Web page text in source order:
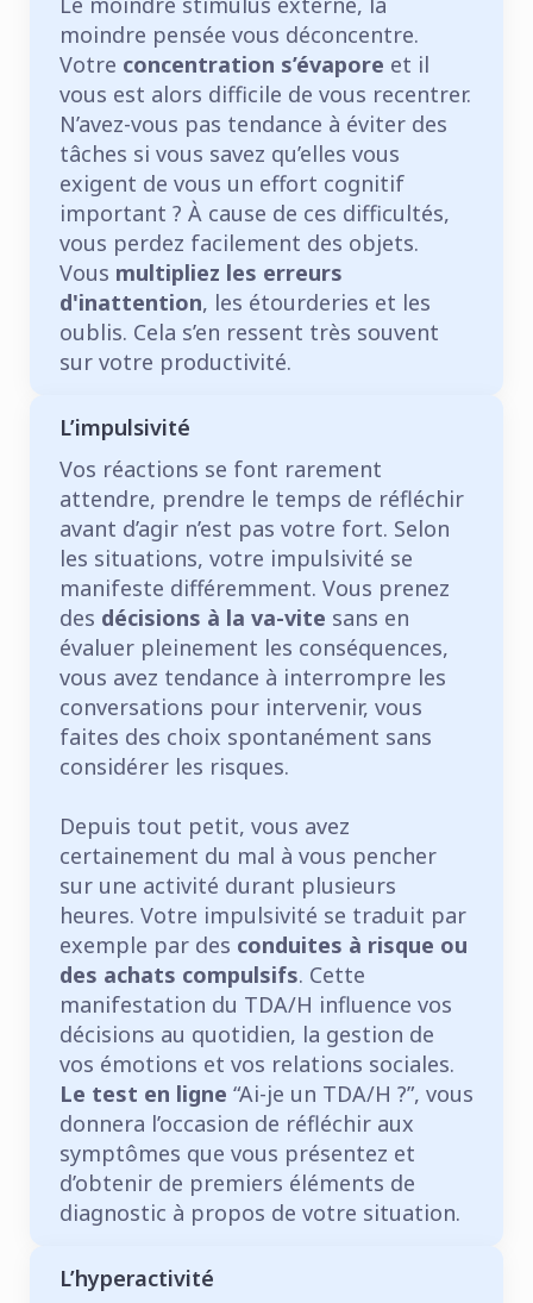
moindre pensée vous déconcentre.
Votre concentration s’évapore et il
vous est alors difficile de vous recentrer.
N’avez-vous pas tendance à éviter des
tâches si vous savez qu’elles vous
exigent de vous un effort cognitif
important ? À cause de ces difficultés,
vous perdez facilement des objets.
Vous multipliez les erreurs
d'inattention, les étourderies et les
oublis. Cela s’en ressent très souvent
sur votre productivité.
L’impulsivité
Vos réactions se font rarement
attendre, prendre le temps de réfléchir
avant d’agir n’est pas votre fort. Selon
les situations, votre impulsivité se
manifeste différemment. Vous prenez
des décisions à la va-vite sans en
évaluer pleinement les conséquences,
vous avez tendance à interrompre les
conversations pour intervenir, vous
faites des choix spontanément sans
considérer les risques.
Depuis tout petit, vous avez
certainement du mal à vous pencher
sur une activité durant plusieurs
heures. Votre impulsivité se traduit par
exemple par des conduites à risque ou
des achats compulsifs. Cette
manifestation du TDA/H influence vos
décisions au quotidien, la gestion de
vos émotions et vos relations sociales.
Le test en ligne “Ai-je un TDA/H ?”, vous
donnera l’occasion de réfléchir aux
symptômes que vous présentez et
d’obtenir de premiers éléments de
diagnostic à propos de votre situation.
L’hyperactivité